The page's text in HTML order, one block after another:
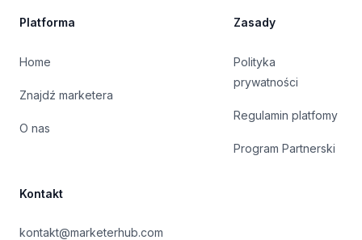
Platforma
Home
Znajdź marketera
O nas
Zasady
Polityka
prywatności
Regulamin platfomy
Program Partnerski
Kontakt
kontakt@marketerhub.com